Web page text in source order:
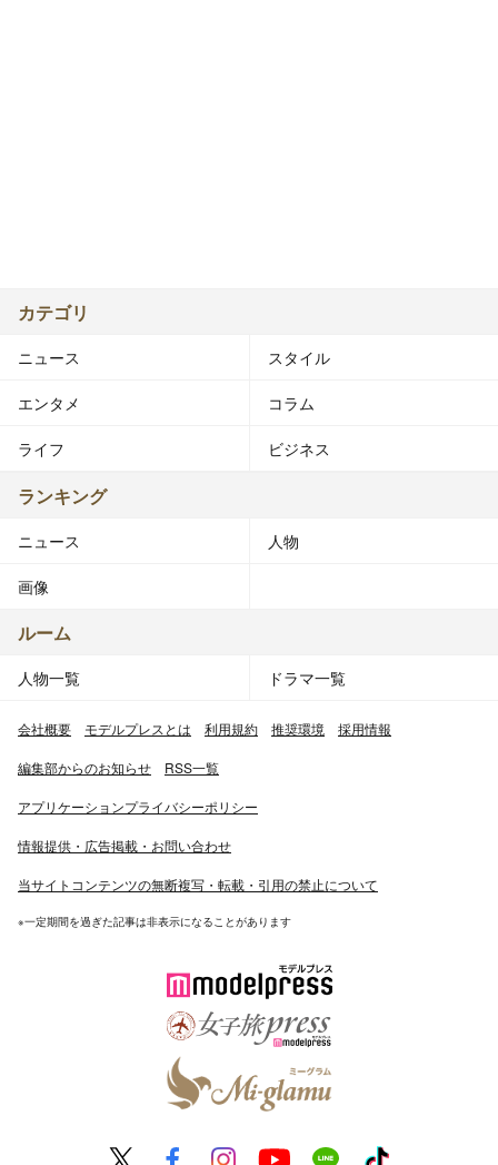
カテゴリ
ニュース スタイル
エンタメ コラム
ライフ ビジネス
ランキング
ニュース 人物
画像
ルーム
人物一覧 ドラマ一覧
会社概要 モデルプレスとは 利用規約 推奨環境 採用情報
編集部からのお知らせ RSS一覧
アプリケーションプライバシーポリシー
情報提供・広告掲載・お問い合わせ
当サイトコンテンツの無断複写・転載・引用の禁止について
※一定期間を過ぎた記事は非表示になることがあります